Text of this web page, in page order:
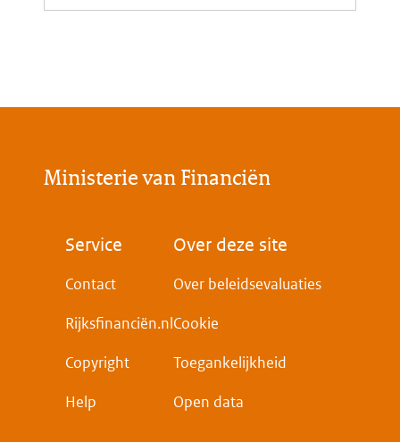
Ministerie van Financiën
Voet
Service
Contact
Rijksfinanciën.nl
Copyright
Help
Over deze site
Over beleidsevaluaties
Cookie
Toegankelijkheid
Open data